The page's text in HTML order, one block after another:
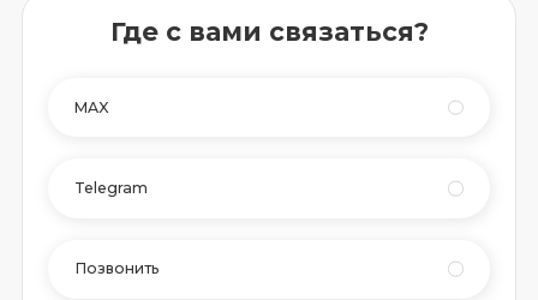
Где с вами связаться?
MAX
Telegram
Позвонить